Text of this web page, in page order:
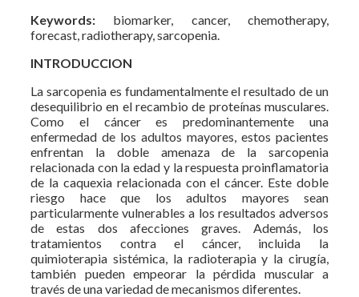
Keywords: biomarker, cancer, chemotherapy,
forecast, radiotherapy, sarcopenia.
INTRODUCCION
La sarcopenia es fundamentalmente el resultado de un
desequilibrio en el recambio de proteínas musculares.
Como el cáncer es predominantemente una
enfermedad de los adultos mayores, estos pacientes
enfrentan la doble amenaza de la sarcopenia
relacionada con la edad y la respuesta proinflamatoria
de la caquexia relacionada con el cáncer. Este doble
riesgo hace que los adultos mayores sean
particularmente vulnerables a los resultados adversos
de estas dos afecciones graves. Además, los
tratamientos contra el cáncer, incluida la
quimioterapia sistémica, la radioterapia y la cirugía,
también pueden empeorar la pérdida muscular a
través de una variedad de mecanismos diferentes.